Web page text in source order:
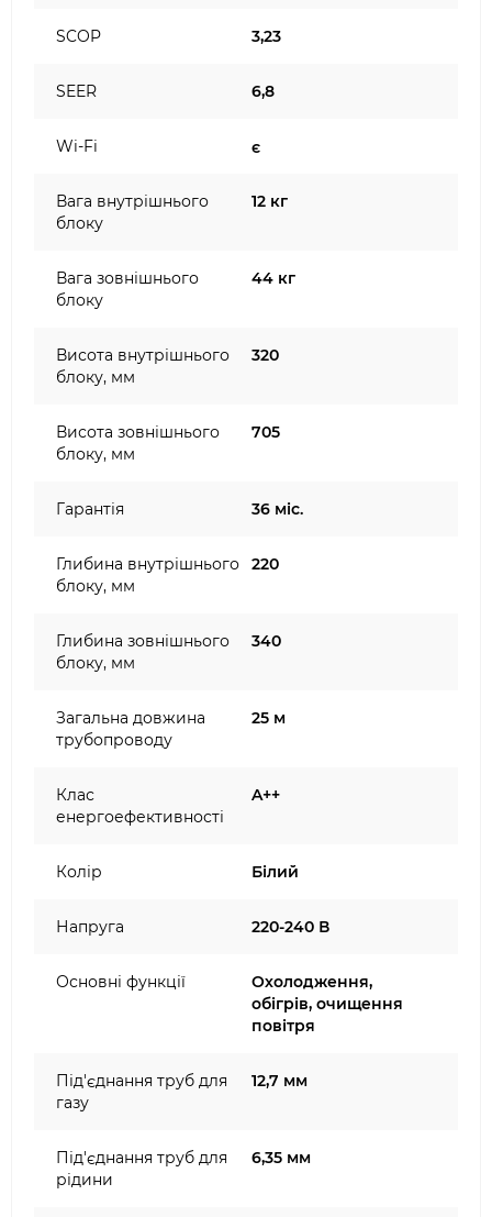
SCOP 3,23
SEER 6,8
Wi-Fi є
Вага внутрішнього
блоку
12 кг
Вага зовнішнього
блоку
44 кг
Висота внутрішнього
блоку, мм
320
Висота зовнішнього
блоку, мм
705
Гарантія 36 міс.
Глибина внутрішнього
блоку, мм
220
Глибина зовнішнього
блоку, мм
340
Загальна довжина
трубопроводу
25 м
Клас
енергоефективності
A++
Колір Білий
Напруга 220-240 В
Основні функції
Охолодження,
обігрів, очищення
повітря
Під'єднання труб для
газу
12,7 мм
Під'єднання труб для
рідини
6,35 мм